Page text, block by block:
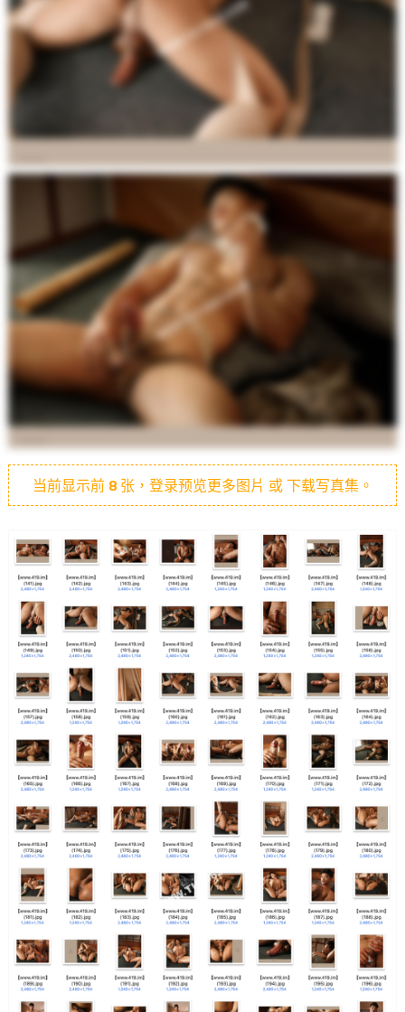
当前显示前 8张，登录预览更多图片 或 下载写真集。